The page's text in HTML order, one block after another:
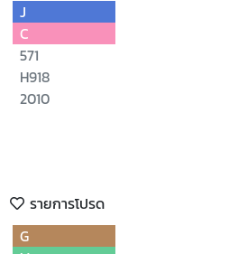
J
C
571
H918
2010
รายการโปรด
G